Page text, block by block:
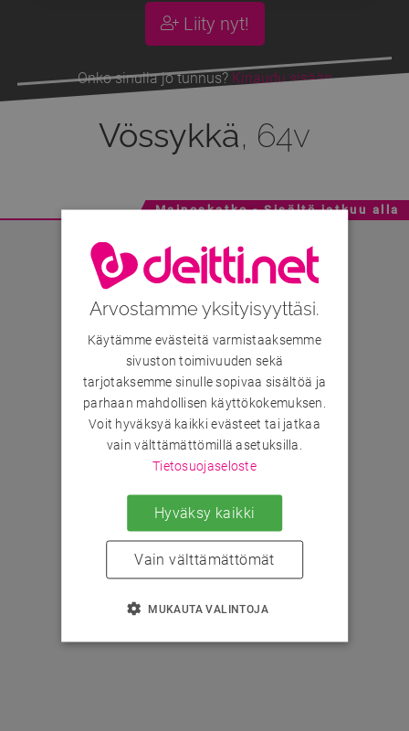
Liity nyt!
Onko sinulla jo tunnus? Kirjaudu sisään
Vössykkä, 64v
Mainoskatko - Sisältö jatkuu alla
Arvostamme yksityisyyttäsi.
Käytämme evästeitä varmistaaksemme
sivuston toimivuuden sekä
tarjotaksemme sinulle sopivaa sisältöä ja
parhaan mahdollisen käyttökokemuksen.
Voit hyväksyä kaikki evästeet tai jatkaa
vain välttämättömillä asetuksilla.
Tietosuojaseloste
Hyväksy kaikki
Vain välttämättömät
MUKAUTA VALINTOJA